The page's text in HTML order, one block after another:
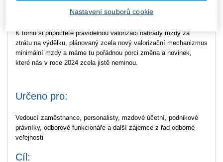
K tomu si připočtěte pravidelnou valorizaci náhrady mzdy za
ztrátu na výdělku, plánovaný zcela nový valorizační mechanizmus
minimální mzdy a máme tu pořádnou porci změna a novinek,
které nás v roce 2024 zcela jistě neminou.
Určeno pro:
Vedoucí zaměstnance, personalisty, mzdové účetní, podnikové
právníky, odborové funkcionáře a další zájemce z řad odborné
veřejnosti
Cíl:
Nastavení souborů cookie